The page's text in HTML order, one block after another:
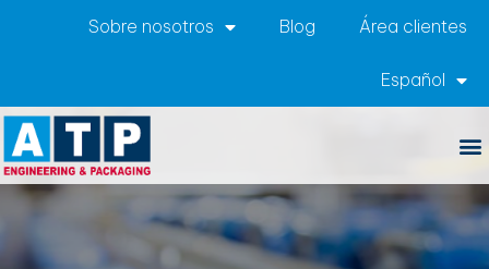
Sobre nosotros Blog Área clientes
Español